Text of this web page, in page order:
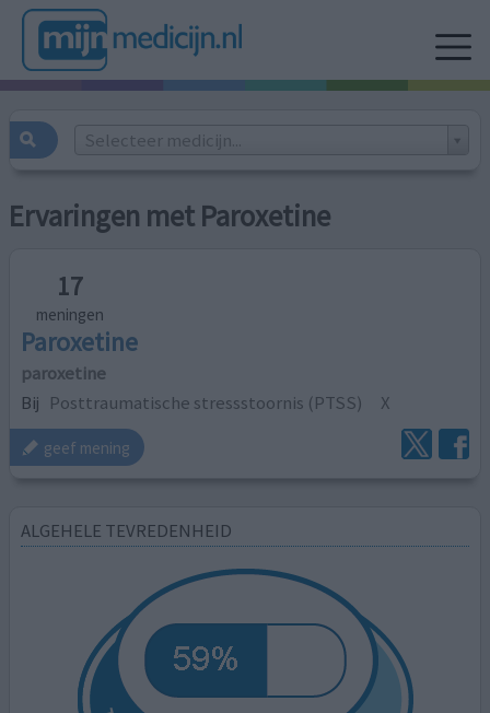
Selecteer medicijn...
Ervaringen met Paroxetine
17
meningen
Paroxetine
paroxetine
Bij Posttraumatische stressstoornis (PTSS) X
geef mening
ALGEHELE TEVREDENHEID